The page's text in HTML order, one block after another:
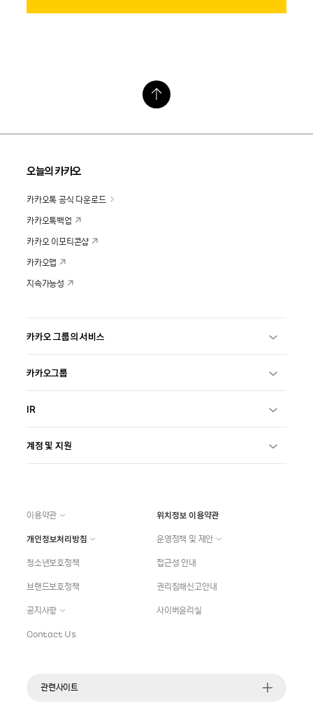
오늘의 카카오
카카오톡 공식 다운로드
카카오톡백업
카카오 이모티콘샵
카카오맵
지속가능성
카카오 그룹의 서비스
카카오그룹
IR
계정 및 지원
이용약관
위치정보 이용약관
개인정보처리방침
운영정책 및 제안
청소년보호정책
접근성 안내
브랜드보호정책
권리침해신고안내
공지사항
사이버윤리실
Contact Us
관련사이트